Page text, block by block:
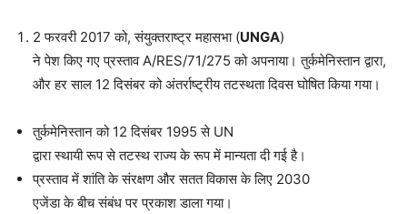
2 फरवरी 2017 को, संयुक्तराष्ट्र महासभा (UNGA)
ने पेश किए गए प्रस्ताव A/RES/71/275 को अपनाया। तुर्कमेनिस्तान द्वारा,
और हर साल 12 दिसंबर को अंतर्राष्ट्रीय तटस्थता दिवस घोषित किया गया।
तुर्कमेनिस्तान को 12 दिसंबर 1995 से UN
द्वारा स्थायी रूप से तटस्थ राज्य के रूप में मान्यता दी गई है।
प्रस्ताव में शांति के संरक्षण और सतत विकास के लिए 2030
एजेंडा के बीच संबंध पर प्रकाश डाला गया।